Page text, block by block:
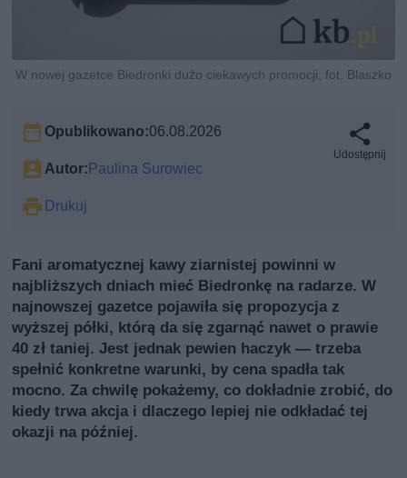
W nowej gazetce Biedronki dużo ciekawych promocji, fot. Blaszko
Opublikowano:06.08.2026
Autor: Paulina Surowiec
Drukuj
Udostępnij
Fani aromatycznej kawy ziarnistej powinni w
najbliższych dniach mieć Biedronkę na radarze. W
najnowszej gazetce pojawiła się propozycja z
wyższej półki, którą da się zgarnąć nawet o prawie
40 zł taniej. Jest jednak pewien haczyk — trzeba
spełnić konkretne warunki, by cena spadła tak
mocno. Za chwilę pokażemy, co dokładnie zrobić, do
kiedy trwa akcja i dlaczego lepiej nie odkładać tej
okazji na później.